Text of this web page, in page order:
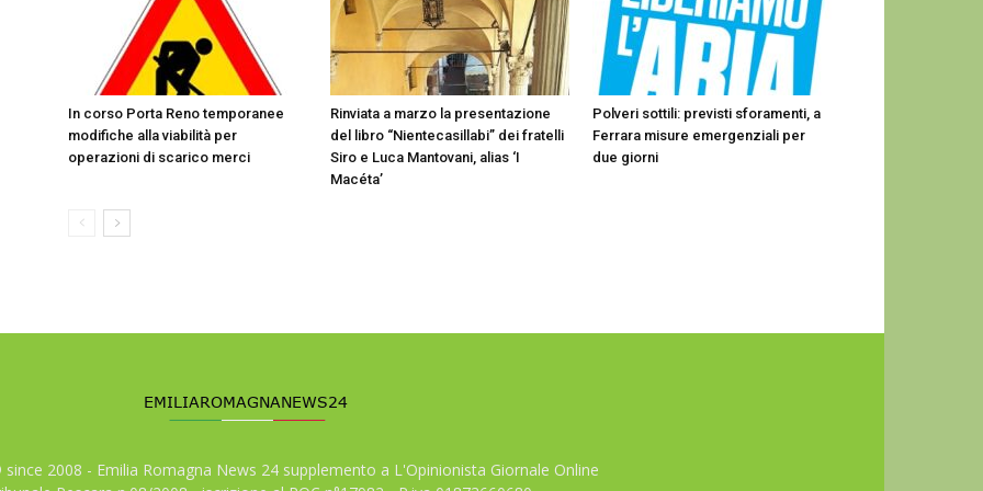
In corso Porta Reno temporanee
modifiche alla viabilità per
operazioni di scarico merci
Rinviata a marzo la presentazione
del libro “Nientecasillabi” dei fratelli
Siro e Luca Mantovani, alias ‘I
Macéta’
Polveri sottili: previsti sforamenti, a
Ferrara misure emergenziali per
due giorni
2008 - Emilia Romagna News 24 supplemento a L'Opinionista Giornale Online